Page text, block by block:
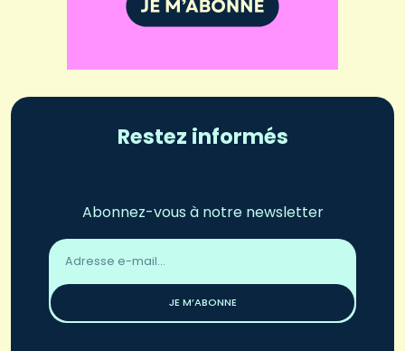
Restez informés
Abonnez-vous à notre newsletter
Adresse
email
JE M’ABONNE